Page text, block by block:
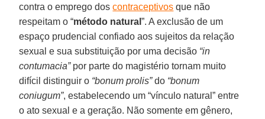
contra o emprego doscontraceptivos que não
respeitam o “método natural”. A exclusão de um
espaço prudencial confiado aos sujeitos da relação
sexual e sua substituição por uma decisão “in
contumacia”por parte do magistério tornam muito
difícil distinguir o “bonum prolis”do “bonum
coniugum”, estabelecendo um “vínculo natural” entre
o ato sexual e a geração. Não somente em gênero,